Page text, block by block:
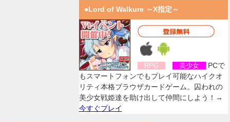
●Lord of Walkure ～X指定～
RPG 美少女
PCで
もスマートフォンでもプレイ可能なハイクオ
リティ本格ブラウザカードゲーム。囚われの
美少女戦姫達を助け出して仲間にしよう！→
今すぐプレイ